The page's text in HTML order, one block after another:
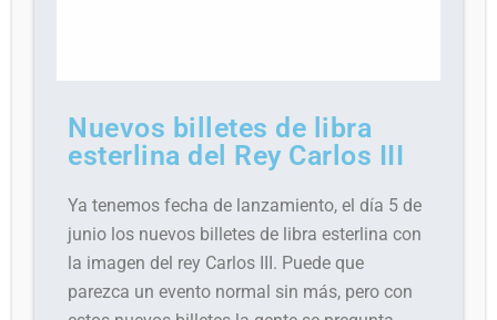
Nuevos billetes de libra
esterlina del Rey Carlos III
Ya tenemos fecha de lanzamiento, el día 5 de
junio los nuevos billetes de libra esterlina con
la imagen del rey Carlos III. Puede que
parezca un evento normal sin más, pero con